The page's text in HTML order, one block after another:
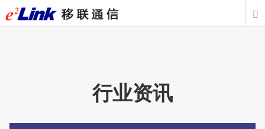

行业资讯